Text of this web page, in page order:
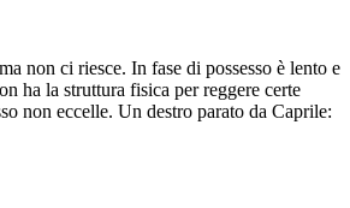
non ci riesce. In fase di possesso è lento e
ha la struttura fisica per reggere certe
non eccelle. Un destro parato da Caprile: